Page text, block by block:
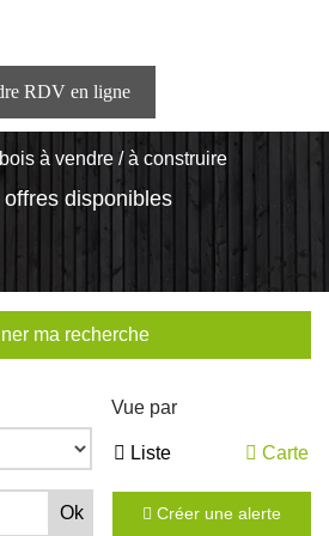
à vendre / à construire
offres disponibles
ma recherche
Vue par
Liste Carte
Créer une alerte